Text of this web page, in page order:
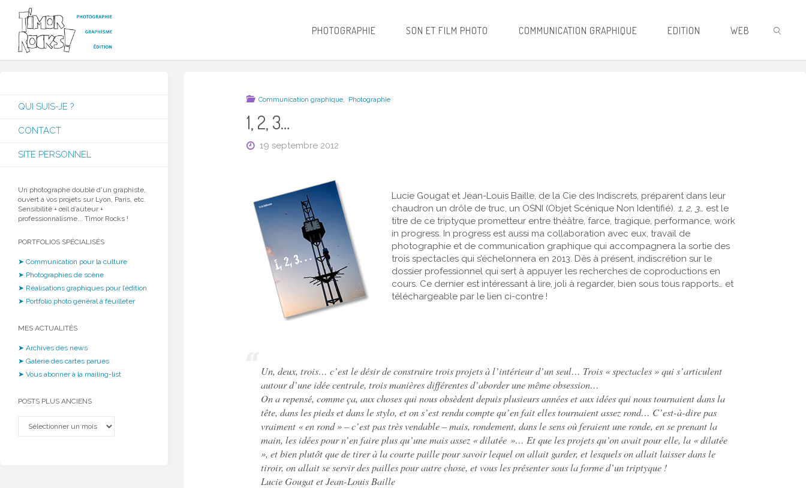
content
IM
PHOTOGRAPHIE SON ET FILM PHOTO COMMUNICATION GRAPHIQUE EDITION WEB
Communication graphique, Photographie
1, 2, 3…
19 septembre 2012
Lucie Gougat et Jean-Louis Baille, de la Cie des Indiscrets, préparent dans leur
chaudron un drôle de truc, un OSNI (Objet Scénique Non Identifié). 1, 2, 3… est le
titre de ce triptyque prometteur entre théâtre, farce, tragique, performance, work
in progress. In progress est aussi ma collaboration avec eux, travail de
photographie et de communication graphique qui accompagnera la sortie des
trois spectacles qui s’échelonnera en 2013. Dès à présent, indiscrétion sur le
dossier professionnel qui sert à appuyer les recherches de coproductions en
cours. Ce dernier est intéressant à lire, joli à regarder, bien sous tous rapports… et
téléchargeable par le lien ci-contre !
Un, deux, trois… c’est le désir de construire trois projets à l’intérieur d’un seul… Trois « spectacles » qui s’articulent
autour d’une idée centrale, trois manières différentes d’aborder une même obsession…
On a repensé, comme ça, aux choses qui nous obsèdent depuis plusieurs années et aux idées qui nous tournaient dans la
tête, dans les pieds et dans le stylo, et on s’est rendu compte qu’en fait elles tournaient assez rond… C’est-à-dire pas
vraiment « en rond » – c’est pas très vendable – mais, rondement, dans le sens où feraient une ronde, en se prenant la
main, les idées pour n’en faire plus qu’une mais assez « dilatée »… Et que les projets qu’on avait pour elle, la « dilatée
», et bien plutôt que de tirer à la courte paille pour savoir lequel on allait garder, et lesquels on allait laisser dans le
tiroir, on allait se servir des pailles pour autre chose, et vous les présenter sous la forme d’un triptyque !
Lucie Gougat et Jean-Louis Baille
QUI SUIS-JE ?
CONTACT
SITE PERSONNEL
Un photographe doublé d'un graphiste,
ouvert à vos projets sur Lyon, Paris, etc.
Sensibilité + œil d’auteur +
professionnalisme... Timor Rocks !
PORTFOLIOS SPÉCIALISÉS
➤ Communication pour la culture
➤ Photographies de scène
➤ Réalisations graphiques pour l’édition
➤ Portfolio photo général à feuilleter
MES ACTUALITÉS
➤ Archives des news
➤ Galerie des cartes parues
➤ Vous abonner à la mailing-list
POSTS PLUS ANCIENS
plus